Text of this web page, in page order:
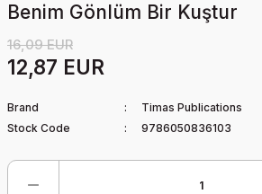
Benim Gönlüm Bir Kuştur
16,09 EUR
12,87 EUR
Brand
Timas Publications
Stock Code
9786050836103